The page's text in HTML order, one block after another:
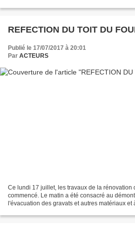
REFECTION DU TOIT DU
Publié le 17/07/2017 à 20:01
Par ACTEURS
Ce lundi 17 juillet, les travaux de la rénovation
commencé. Le matin a été consacré au
l'évacuation des gravats et autres matériaux